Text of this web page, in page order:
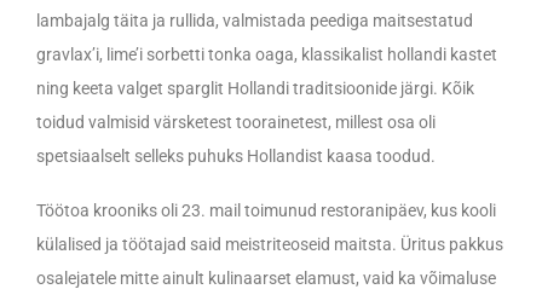
lambajalg täita ja rullida, valmistada peediga maitsestatud
gravlax’i, lime’i sorbetti tonka oaga, klassikalist hollandi kastet
ning keeta valget sparglit Hollandi traditsioonide järgi. Kõik
toidud valmisid värsketest toorainetest, millest osa oli
spetsiaalselt selleks puhuks Hollandist kaasa toodud.
Töötoa krooniks oli 23. mail toimunud restoranipäev, kus kooli
külalised ja töötajad said meistriteoseid maitsta. Üritus pakkus
osalejatele mitte ainult kulinaarset elamust, vaid ka võimaluse